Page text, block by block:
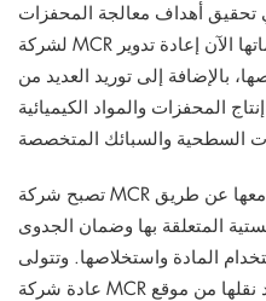
تحقيق أهداف معالجة المحفزات
لشركة MCR توسيع خدماتها حيث تتضمن خدماتها الآن إعادة تدوير
بالإضافة إلى توريد العديد من
المحفزات والمواد الكيميائية
تصبح شركة MCR مختصة مباشرةً بكل مادة تتعامل معها عن طريق
المتعلقة بها وضمان الجدوى
المادة واستخلاصها. وتتولى
عادة شركة MCR مسؤولية المواد المستهلكة عند نقلها من موقع